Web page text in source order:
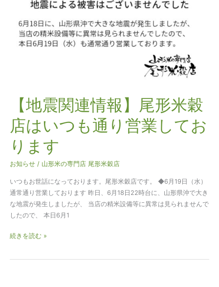
【地震関連情報】尾形米穀
店はいつも通り営業してお
ります
お知らせ / 山形米の専門店 尾形米穀店
いつもお世話になっております。尾形米穀店です。 ◆6月19日（水）
通常通り営業しております 昨日、6月18日22時台に、山形県沖で大き
な地震が発生しましたが、 当店の精米設備等に異常は見られませんで
したので、 本日6月1
り
営
業
て
り
ま
す
続きを読む »